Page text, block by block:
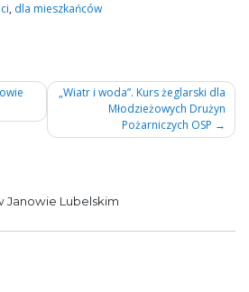
, dla mieszkańców
„Wiatr i woda”. Kurs żeglarski dla
Młodzieżowych Drużyn
Pożarniczych OSP
Lubelskim